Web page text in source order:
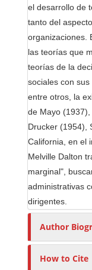
el desarrollo de
tanto del
organizaciones.
las teorías que
teorías de la
sociales con
entre otros, la
de Mayo (1937),
Drucker (1954),
California, en el
Melville Dalton
marginal",
administrativas
dirigentes.
Author
How to Cite